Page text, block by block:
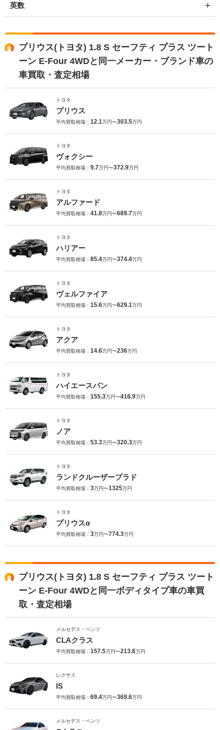
英数
プリウス(トヨタ) 1.8 S セーフティ プラス ツート
ーン E-Four 4WDと同一メーカー・ブランド車の
車買取・査定相場
トヨタ
プリウス
平均買取相場： 12.1万円〜303.5万円
トヨタ
ヴォクシー
平均買取相場： 9.7万円〜372.9万円
トヨタ
アルファード
平均買取相場： 41.8万円〜689.7万円
トヨタ
ハリアー
平均買取相場： 85.4万円〜374.4万円
トヨタ
ヴェルファイア
平均買取相場： 15.6万円〜629.1万円
トヨタ
アクア
平均買取相場： 14.6万円〜236万円
トヨタ
ハイエースバン
平均買取相場： 155.3万円〜416.9万円
トヨタ
ノア
平均買取相場： 53.3万円〜320.3万円
トヨタ
ランドクルーザープラド
平均買取相場： 3万円〜1325万円
トヨタ
プリウスα
平均買取相場： 3万円〜774.3万円
プリウス(トヨタ) 1.8 S セーフティ プラス ツート
ーン E-Four 4WDと同一ボディタイプ車の車買
取・査定相場
メルセデス・ベンツ
CLAクラス
平均買取相場： 157.5万円〜213.6万円
レクサス
IS
平均買取相場： 69.4万円〜369.6万円
メルセデス・ベンツ